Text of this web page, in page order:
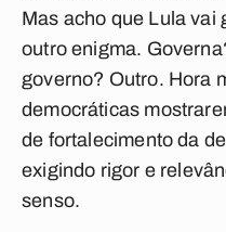
Mas acho que Lula vai
outro enigma.
governo? Outro. Hora
democráticas
de fortalecimento da
exigindo rigor e
senso.